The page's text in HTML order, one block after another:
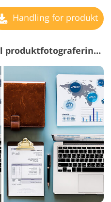
Handling for produkt
Gratis Ps-handlinger til produktfotografering #2 "Contrast"